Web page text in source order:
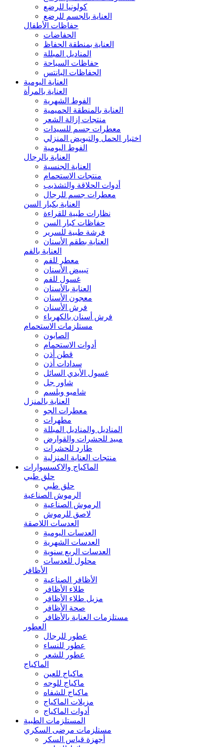
كولونيا للرضع
العناية بالجسم للرضع
حفاظات الأطفال
الحفاضات
العناية بمنطقة الحفاظ
المناديل المبللة
حفاظات السباحة
الحفاظات البانتس
العناية اليومية
العناية بالمرأة
الفوط الشهرية
العناية بالمنطقة الحميمية
منتجات إزالة الشعر
معطرات جسم للسيدات
اختبار الحمل والتبويض المنزلي
الفوط اليومية
العناية بالرجال
العناية الجنسية
منتجات الاستحمام
أدوات الحلاقة والتشذيب
معطرات جسم للرجال
العناية بكبار السن
نظارات طبية للقراءة
حفاظات كبار السن
فرشة طبية للسرير
العناية بطقم الأسنان
العناية بالفم
معطر للفم
تبييض الأسنان
غسول للفم
العناية بالأسنان
معجون الأسنان
فرش الأسنان
فرش أسنان بالكهرباء
مستلزمات الاستحمام
الصابون
أدوات الاستحمام
قطن أذن
سدادات أذن
غسول الأيدي السائل
شاور جل
شامبو وبلسم
العناية بالمنزل
معطرات الجو
مطهرات
المناديل والمناديل المبللة
مبيد للحشرات والقوارض
طارد للحشرات
منتجات العناية المنزلية
الماكياج والاكسسوارات
حلق طبي
حلق طبي
الرموش الصناعية
الرموش الصناعية
لاصق للرموش
العدسات اللاصقة
العدسات اليومية
العدسات الشهرية
العدسات الربع سنوية
محلول للعدسات
الأظافر
الأظافر الصناعية
طلاء الأظافر
مزيل طلاء الأظافر
صحة الأظافر
مستلزمات العناية بالأظافر
العطور
عطور للرجال
عطور للنساء
عطور للشعر
الماكياج
ماكياج للعين
ماكياج للوجه
ماكياج للشفاه
مزيلات الماكياج
أدوات الماكياج
المستلزمات الطبية
مستلزمات مرضى السكري
أجهزة قياس السكر